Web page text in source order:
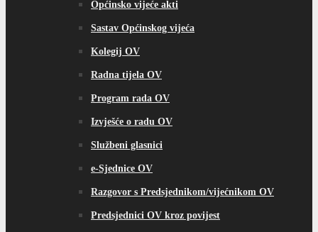
Općinsko vijeće akti
Sastav Općinskog vijeća
Kolegij OV
Radna tijela OV
Program rada OV
Izvješće o radu OV
Službeni glasnici
e-Sjednice OV
Razgovor s Predsjednikom/vijećnikom OV
Predsjednici OV kroz povijest